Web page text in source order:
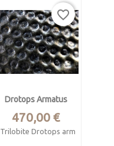
Drotops Armatus
Precio
470,00 €
Trilobite Drotops armatus
favorite_border